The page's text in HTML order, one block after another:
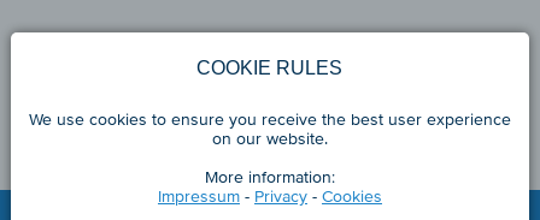
COOKIE RULES
We use cookies to ensure you receive the best user experience
on our website.
More information:
Impressum- Privacy- Cookies